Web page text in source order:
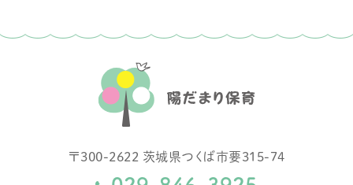
〒300-2622 茨城県つくば市要315-74